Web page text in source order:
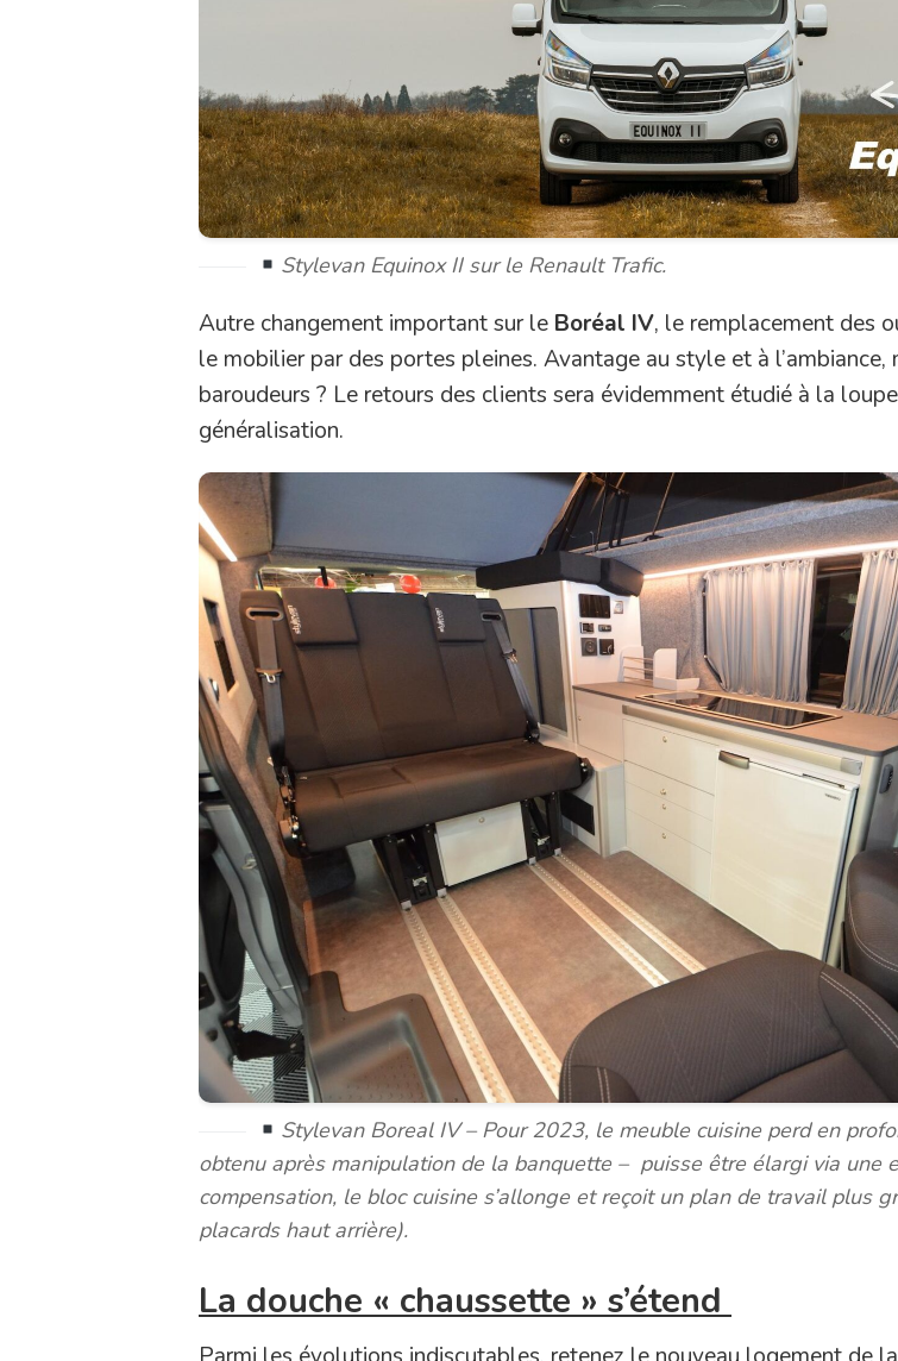
Stylevan Equinox II sur le Renault Trafic.
Autre changement important sur le Boréal IV, le remplacement des
le mobilier par des portes pleines. Avantage au style et à l’ambiance,
baroudeurs ? Le retours des clients sera évidemment étudié à la
généralisation.
Stylevan Boreal IV – Pour 2023, le meuble cuisine perd en
obtenu après manipulation de la banquette – puisse être élargi via une
compensation, le bloc cuisine s’allonge et reçoit un plan de travail plus
placards haut arrière).
La douche « chaussette » s’étend